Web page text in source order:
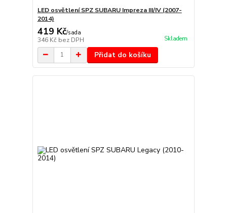
LED osvětlení SPZ SUBARU Impreza III/IV (2007-
2014)
419 Kč/sada
346 Kč bez DPH Skladem
Přidat do košíku